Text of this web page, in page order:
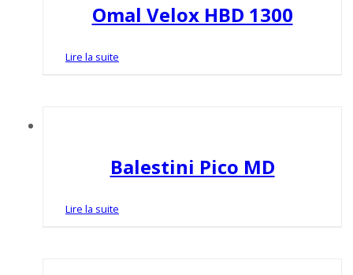
Omal Velox HBD 1300
Lire la suite
Balestini Pico MD
Lire la suite